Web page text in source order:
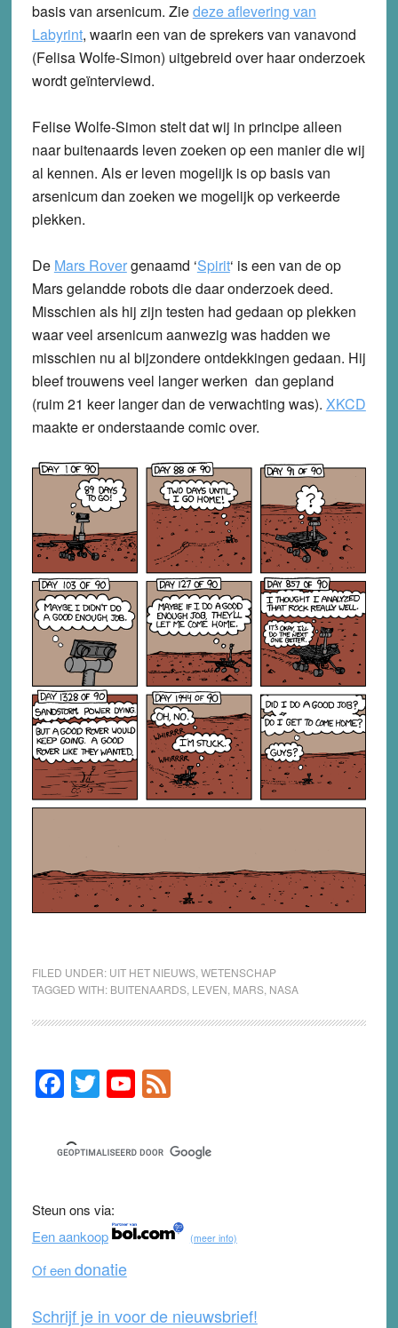
basis van arsenicum. Ziedeze aflevering van
Labyrint, waarin een van de sprekers van vanavond
(Felisa Wolfe-Simon) uitgebreid over haar onderzoek
wordt geïnterviewd.
Felise Wolfe-Simon stelt dat wij in principe alleen
naar buitenaards leven zoeken op een manier die wij
al kennen. Als er leven mogelijk is op basis van
arsenicum dan zoeken we mogelijk op verkeerde
plekken.
De Mars Rovergenaamd ‘Spirit‘ is een van de op
Mars gelandde robots die daar onderzoek deed.
Misschien als hij zijn testen had gedaan op plekken
waar veel arsenicum aanwezig was hadden we
misschien nu al bijzondere ontdekkingen gedaan. Hij
bleef trouwens veel langer werken dan gepland
(ruim 21 keer langer dan de verwachting was). XKCD
maakte er onderstaande comic over.
FILED UNDER: UIT HET NIEUWS, WETENSCHAP
TAGGED WITH: BUITENAARDS, LEVEN MARS, NASA
Primary
Sidebar
F
a
c
e
b
o
o
k
T
wi
tt
er
Y
o
u
T
b
e
F
e
d
Steun ons via:
Een aankoop
(meer info)
Of eendonatie
Schrijf je in voor de nieuwsbrief!